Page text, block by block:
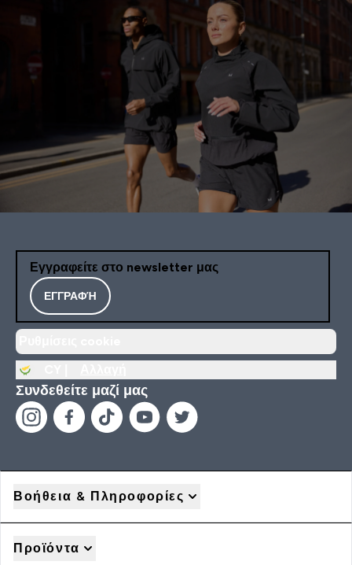
Εγγραφείτε στο newsletter μας
ΕΓΓΡΑΦΉ
Συνδεθείτε μαζί μας
Βοήθεια & Πληροφορίες
Προϊόντα